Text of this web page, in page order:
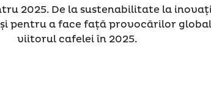
2025. De la sustenabilitate la
pentru a face față provocărilor
viitorul cafelei în 2025.